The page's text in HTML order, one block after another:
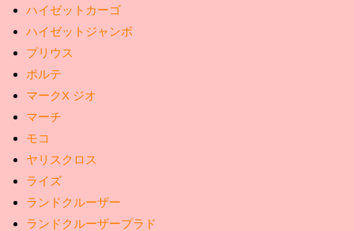
ハイゼットカーゴ
ハイゼットジャンボ
プリウス
ポルテ
マークX ジオ
マーチ
モコ
ヤリスクロス
ライズ
ランドクルーザー
ランドクルーザープラド